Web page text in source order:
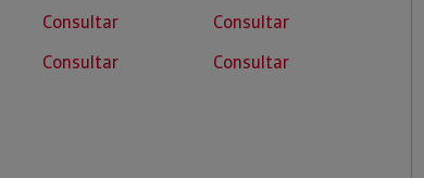
Consultar
Consultar
Consultar Consultar